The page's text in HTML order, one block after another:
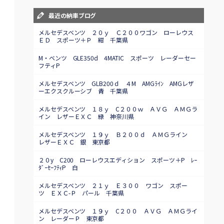
最近の納車ブログ
メルセデスベンツ ２０ｙ Ｃ２００ワゴン ローレウス
ＥＤ スポーツ＋Ｐ 紺 千葉県
M・ベンツ GLE350d 4MATIC スポーツ レーダーセー
フティP
メルセデスベンツ GLB200ｄ ４M AMGﾗｲﾝ AMGレザ
ーエクスクルーシブ 青 千葉県
メルセデスベンツ １８ｙ C２００ｗ ＡＶＧ ＡＭＧラ
イン レザーＥＸＣ 緑 神奈川県
メルセデスベンツ １９ｙ Ｂ２００ｄ ＡＭＧライン
レザーＥＸＣ 銀 東京都
２０y C200 ローレウスエディション スポーツ＋P ﾚｰ
ﾀﾞｰｾｰﾌﾃｨP 白
メルセデスベンツ ２１ｙ Ｅ３００ ワゴン スポー
ツ ＥＸＣ-Ｐ パール 千葉県
メルセデスベンツ １９ｙ C２００ ＡＶＧ ＡＭＧライ
ン レーダーＰ 東京都